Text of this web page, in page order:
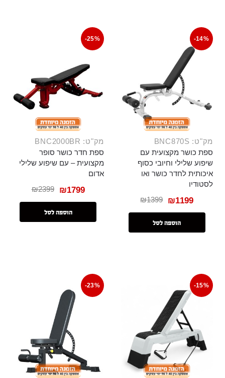
-14%
מק"ט: BNC870S
ספת כושר מקצועית עם
שיפוע שלילי וחיובי כסוף
איכותית לחדר כושר ואו
לסטודיו
₪1399 ₪1199
הוספה לסל
-25%
מק"ט: BNC2000BR
ספת חדר כושר סופר
מקצועית – עם שיפוע שלילי
אדום
₪2399 ₪1799
הוספה לסל
-15%
-23%